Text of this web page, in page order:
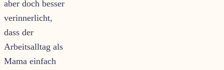
aber doch besser
verinnerlicht,
dass der
Arbeitsalltag als
Mama einfach